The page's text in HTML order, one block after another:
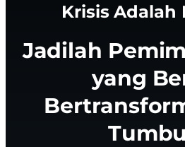
Krisis Adalah
Jadilah
yang